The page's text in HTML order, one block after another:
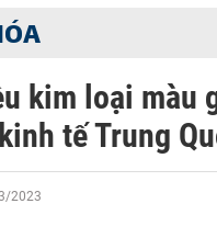
kim loại màu
tế Trung
2023